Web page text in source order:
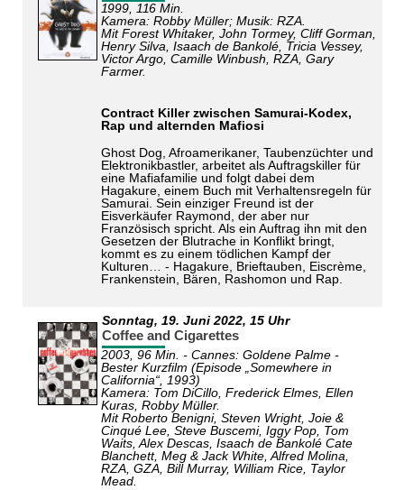
1999, 116 Min.
Kamera: Robby Müller; Musik: RZA.
Mit Forest Whitaker, John Tormey, Cliff Gorman,
Henry Silva, Isaach de Bankolé, Tricia Vessey,
Victor Argo, Camille Winbush, RZA, Gary
Farmer.
Contract Killer zwischen Samurai-Kodex,
Rap und alternden Mafiosi
Ghost Dog, Afroamerikaner, Taubenzüchter und
Elektronikbastler, arbeitet als Auftragskiller für
eine Mafiafamilie und folgt dabei dem
Hagakure, einem Buch mit Verhaltensregeln für
Samurai. Sein einziger Freund ist der
Eisverkäufer Raymond, der aber nur
Französisch spricht. Als ein Auftrag ihn mit den
Gesetzen der Blutrache in Konflikt bringt,
kommt es zu einem tödlichen Kampf der
Kulturen… - Hagakure, Brieftauben, Eiscrème,
Frankenstein, Bären, Rashomon und Rap.
Sonntag,19. Juni 2022, 15 Uhr
Coffee and Cigarettes
2003, 96 Min. - Cannes: Goldene Palme -
Bester Kurzfilm (Episode „Somewhere in
California“, 1993)
Kamera: Tom DiCillo, Frederick Elmes, Ellen
Kuras, Robby Müller.
Mit Roberto Benigni, Steven Wright, Joie &
Cinqué Lee, Steve Buscemi, Iggy Pop, Tom
Waits, Alex Descas, Isaach de Bankolé Cate
Blanchett, Meg & Jack White, Alfred Molina,
RZA, GZA, Bill Murray, William Rice, Taylor
Mead.